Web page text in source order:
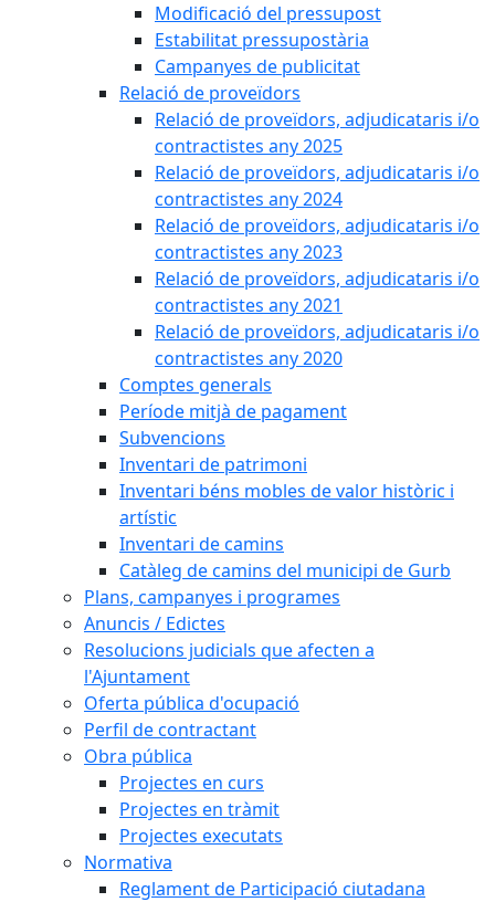
Modificació del pressupost
Estabilitat pressupostària
Campanyes de publicitat
Relació de proveïdors
Relació de proveïdors, adjudicataris i/o
contractistes any 2025
Relació de proveïdors, adjudicataris i/o
contractistes any 2024
Relació de proveïdors, adjudicataris i/o
contractistes any 2023
Relació de proveïdors, adjudicataris i/o
contractistes any 2021
Relació de proveïdors, adjudicataris i/o
contractistes any 2020
Comptes generals
Període mitjà de pagament
Subvencions
Inventari de patrimoni
Inventari béns mobles de valor històric i
artístic
Inventari de camins
Catàleg de camins del municipi de Gurb
Plans, campanyes i programes
Anuncis / Edictes
Resolucions judicials que afecten a
l'Ajuntament
Oferta pública d'ocupació
Perfil de contractant
Obra pública
Projectes en curs
Projectes en tràmit
Projectes executats
Normativa
Reglament de Participació ciutadana